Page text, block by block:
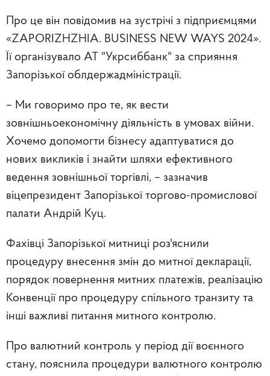
Про це він повідомив на зустрічі з підприємцями
«ZAPORIZHZHIA. BUSINESS NEW WAYS 2024».
Її організувало АТ "Укрсиббанк" за сприяння
Запорізької облдержадміністрації.
– Ми говоримо про те, як вести
зовнішньоекономічну діяльність в умовах війни.
Хочемо допомогти бізнесу адаптуватися до
нових викликів і знайти шляхи ефективного
ведення зовнішньої торгівлі, – зазначив
віцепрезидент Запорізької торгово-промислової
палати Андрій Куц.
Фахівці Запорізької митниці роз'яснили
процедуру внесення змін до митної декларації,
порядок повернення митних платежів, реалізацію
Конвенції про процедуру спільного транзиту та
інші важливі питання митного контролю.
Про валютний контроль у період дії воєнного
стану, пояснила процедури валютного контролю